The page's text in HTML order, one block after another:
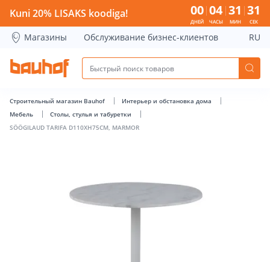
SÖÖGILAUD TARIFA D110XH75CM, MARMOR - Bauhof has
Kuni 20% LISAKS koodiga! 00
ДНЕЙ
04
ЧАСЫ
31
МИН
31
СЕК
Магазины Обслуживание бизнес-клиентов RU
Строительный магазин Bauhof
Интерьер и обстановка дома
Мебель
Столы, стулья и табуретки
SÖÖGILAUD TARIFA D110XH75CM, MARMOR